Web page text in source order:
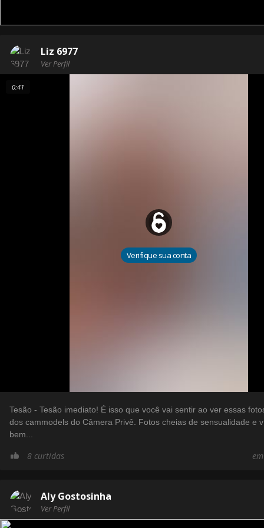
Liz 6977
Ver Perfil
0:41
Verifique sua conta
Tesão - Tesão imediato! É isso que você vai sentir ao ver essas
dos cammodels do Câmera Privê. Fotos cheias de sensualidade e
bem...
8 curtidas
Aly Gostosinha
Ver Perfil